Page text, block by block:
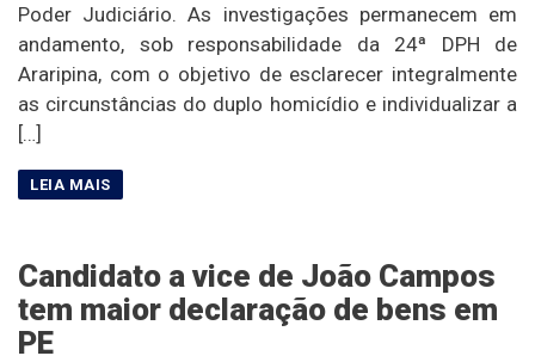
Poder Judiciário. As investigações permanecem em
andamento, sob responsabilidade da 24ª DPH de
Araripina, com o objetivo de esclarecer integralmente
as circunstâncias do duplo homicídio e individualizar a
[…]
Candidato a vice de João Campos
tem maior declaração de bens em
PE